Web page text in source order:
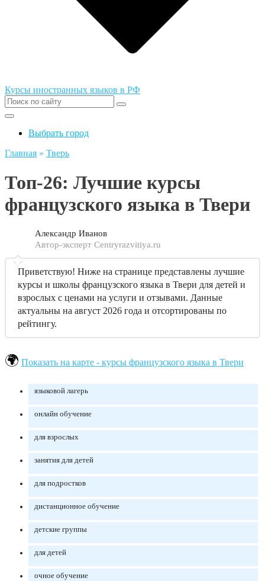
Курсы иностранных языков в РФ
Выбрать город
Главная » Тверь
Топ-26: Лучшие курсы
французского языка в Твери
Александр Иванов
Автор-эксперт Centryrazvitiya.ru
Приветствую! Ниже на странице представлены лучшие
курсы и школы французского языка в Твери для детей и
взрослых с ценами на услуги и отзывами. Данные
актуальны на август 2026 года и отсортированы по
рейтингу.
Показать на карте - курсы французского языка в Твери
языковой лагерь
онлайн обучение
для взрослых
занятия для детей
для подростков
дистанционное обучение
детские группы
для детей
очное обучение